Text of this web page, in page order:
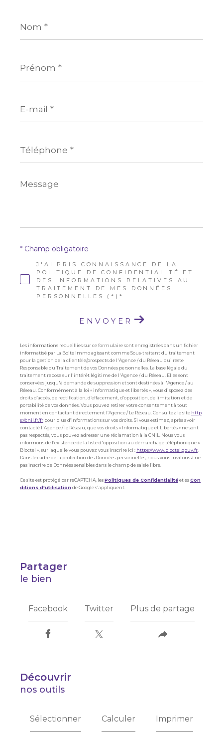
*
*
mail
*
*
Message
*
J'AI PRIS CONNAISSANCE DE LA
POLITIQUE DE CONFIDENTIALITÉ ET
DES INFORMATIONS RELATIVES AU
TRAITEMENT DE MES DONNÉES
PERSONNELLES (*)*
* Champ obligatoire
ENVOYER
Les informations recueillies sur ce formulaire sont enregistrées dans un fichier
informatisé par La Boite Immo agissant comme Sous-traitant du traitement
pour la gestion de la clientèle/prospects de l'Agence / du Réseau qui reste
Responsable du Traitement de vos Données personnelles. La base légale du
traitement repose sur l'intérêt légitime de l'Agence / du Réseau. Elles sont
conservées jusqu'à demande de suppression et sont destinées à l'Agence / au
Réseau. Conformément à la loi « informatique et libertés », vous disposez des
droits d’accès, de rectification, d’effacement, d’opposition, de limitation et de
portabilité de vos données. Vous pouvez retirer votre consentement à tout
moment en contactant directement l’Agence / Le Réseau. Consultez le site http
s://cnil.fr/fr pour plus d’informations sur vos droits. Si vous estimez, après avoir
contacté l'Agence / le Réseau, que vos droits « Informatique et Libertés » ne sont
pas respectés, vous pouvez adresser une réclamation à la CNIL. Nous vous
informons de l’existence de la liste d'opposition au démarchage téléphonique «
Bloctel », sur laquelle vous pouvez vous inscrire ici : https://www.bloctel.gouv.fr
Dans le cadre de la protection des Données personnelles, nous vous invitons à ne
pas inscrire de Données sensibles dans le champ de saisie libre.
Ce site est protégé par reCAPTCHA, lesPolitiques de Confidentialitéet esCon
ditions d'utilisation de Google s'appliquent.
partager
le bien
Facebook Twitter Plus de partage
découvrir
nos outils
Sélectionner Calculer Imprimer